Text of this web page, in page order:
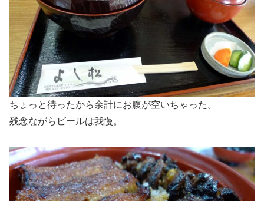
ちょっと待ったから余計にお腹が空いちゃった。
残念ながらビールは我慢。